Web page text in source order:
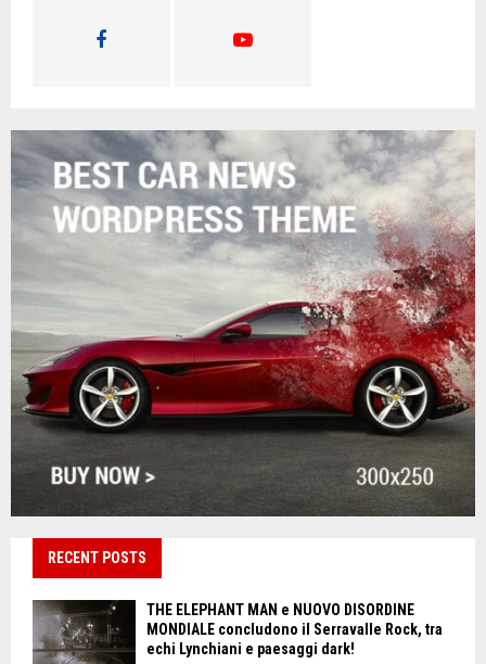
RECENT POSTS
THE ELEPHANT MAN e NUOVO DISORDINE
MONDIALE concludono il Serravalle Rock, tra
echi Lynchiani e paesaggi dark!